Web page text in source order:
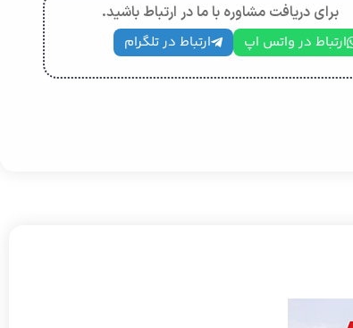
برای دریافت مشاوره با ما در ارتباط باشید.
ارتباط در واتس اپ ارتباط در تلگرام